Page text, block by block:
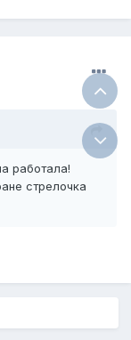
работала!
стрелочка